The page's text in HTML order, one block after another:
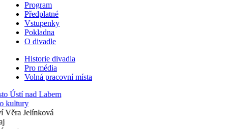
Program
Předplatné
Vstupenky
Pokladna
O divadle
Historie divadla
Pro média
Volná pracovní místa